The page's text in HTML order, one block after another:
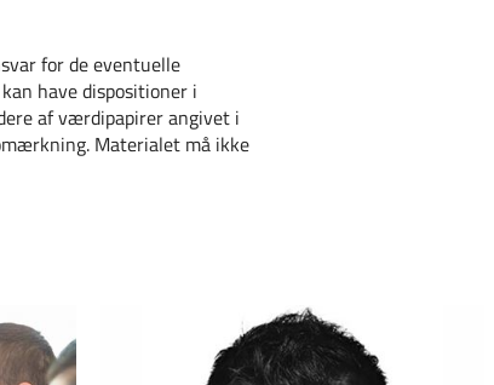
for de eventuelle
have dispositioner i
af værdipapirer angivet i
Materialet må ikke